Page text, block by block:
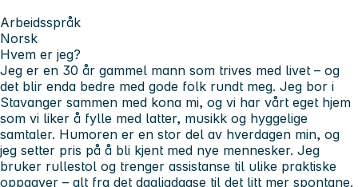
Arbeidsspråk
Norsk
Hvem er jeg?
Jeg er en 30 år gammel mann som trives med livet – og
det blir enda bedre med gode folk rundt meg. Jeg bor i
Stavanger sammen med kona mi, og vi har vårt eget hjem
som vi liker å fylle med latter, musikk og hyggelige
samtaler. Humoren er en stor del av hverdagen min, og
jeg setter pris på å bli kjent med nye mennesker. Jeg
bruker rullestol og trenger assistanse til ulike praktiske
oppgaver – alt fra det dagligdagse til det litt mer spontane.